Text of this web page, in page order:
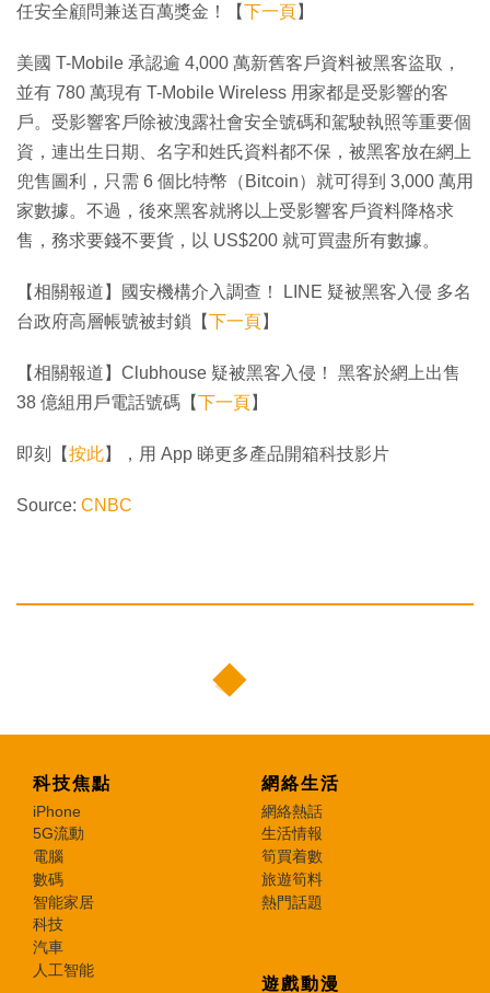
任安全顧問兼送百萬獎金！【下一頁】
美國 T-Mobile 承認逾 4,000 萬新舊客戶資料被黑客盜取，
並有 780 萬現有 T-Mobile Wireless 用家都是受影響的客
戶。受影響客戶除被洩露社會安全號碼和駕駛執照等重要個
資，連出生日期、名字和姓氏資料都不保，被黑客放在網上
兜售圖利，只需 6 個比特幣（Bitcoin）就可得到 3,000 萬用
家數據。不過，後來黑客就將以上受影響客戶資料降格求
售，務求要錢不要貨，以 US$200 就可買盡所有數據。
【相關報道】國安機構介入調查！ LINE 疑被黑客入侵 多名
台政府高層帳號被封鎖【下一頁】
【相關報道】Clubhouse 疑被黑客入侵！ 黑客於網上出售
38 億組用戶電話號碼【下一頁】
即刻【按此】，用 App 睇更多產品開箱科技影片
Source: CNBC
科技焦點
iPhone
5G流動
電腦
數碼
智能家居
科技
汽車
人工智能
網絡生活
網絡熱話
生活情報
筍買着數
旅遊筍料
熱門話題
遊戲動漫